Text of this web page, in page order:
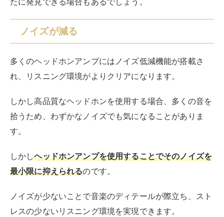
ノイズが減る
多くのヘッドホンアンプにはノイズ低減機能が搭載さ
れ、リスニング環境がよりクリアになります。
しかし高品質なヘッドホンを使用する場合、多くの音を
拾うため、わずかなノイズでも気になることがありま
す。
しかしヘッドホンアンプを使用することでそのノイズを
最小限に抑えられるのです。
ノイズが少ないことで音楽のディテールが際立ち、スト
レスの少ないリスニング環境を実現できます。